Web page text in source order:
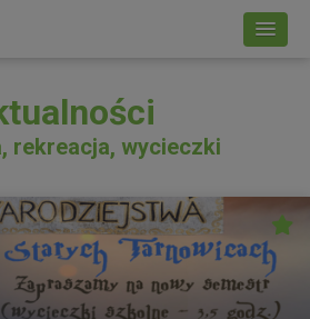
rekreacja, wycieczki